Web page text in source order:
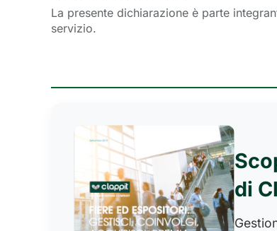
La presente dichiarazione è parte
servizio.
di